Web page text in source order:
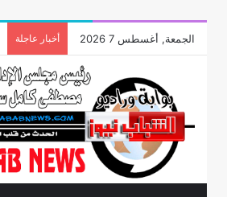
الجمعة, أغسطس 7 2026 أخبار عاجلة